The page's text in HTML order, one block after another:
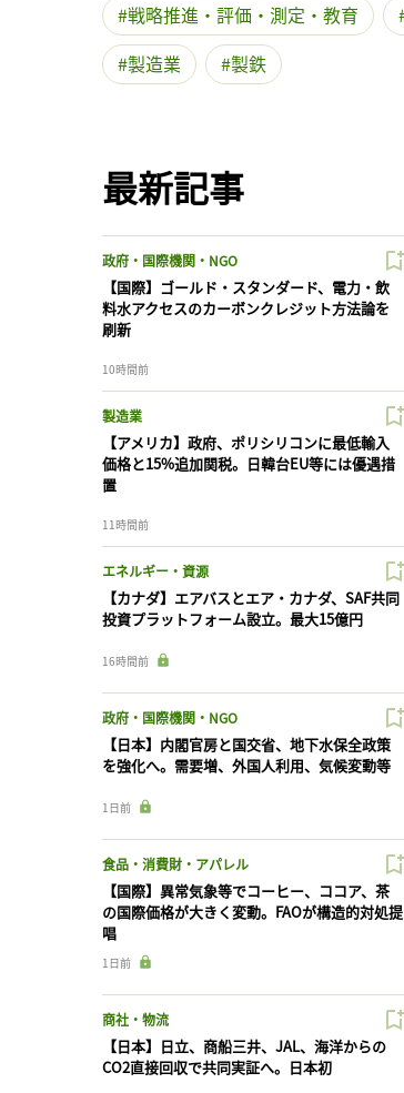
戦略推進・評価・測定・教育
製造業
製鉄
最新記事
政府・国際機関・NGO
【国際】ゴールド・スタンダード、電力・飲
料水アクセスのカーボンクレジット方法論を
刷新
10時間前
製造業
【アメリカ】政府、ポリシリコンに最低輸入
価格と15%追加関税。日韓台EU等には優遇措
置
11時間前
エネルギー・資源
【カナダ】エアバスとエア・カナダ、SAF共同
投資プラットフォーム設立。最大15億円
16時間前
政府・国際機関・NGO
【日本】内閣官房と国交省、地下水保全政策
を強化へ。需要増、外国人利用、気候変動等
1日前
食品・消費財・アパレル
【国際】異常気象等でコーヒー、ココア、茶
の国際価格が大きく変動。FAOが構造的対処提
唱
1日前
商社・物流
【日本】日立、商船三井、JAL、海洋からの
CO2直接回収で共同実証へ。日本初